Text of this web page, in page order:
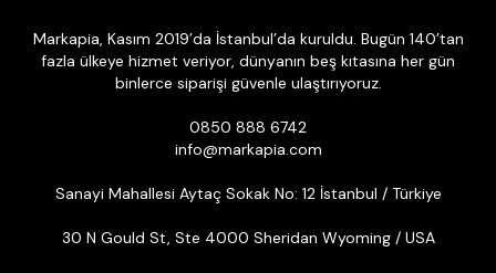
Markapia, Kasım 2019’da İstanbul’da kuruldu. Bugün 140’tan
fazla ülkeye hizmet veriyor, dünyanın beş kıtasına her gün
binlerce siparişi güvenle ulaştırıyoruz.
0850 888 6742
info@markapia.com
Sanayi Mahallesi Aytaç Sokak No: 12 İstanbul / Türkiye
30 N Gould St, Ste 4000 Sheridan Wyoming / USA